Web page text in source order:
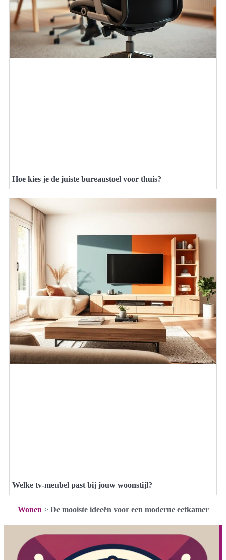
Hoe kies je de juiste bureaustoel voor thuis?
Welke tv-meubel past bij jouw woonstijl?
Wonen > De mooiste ideeën voor een moderne eetkamer